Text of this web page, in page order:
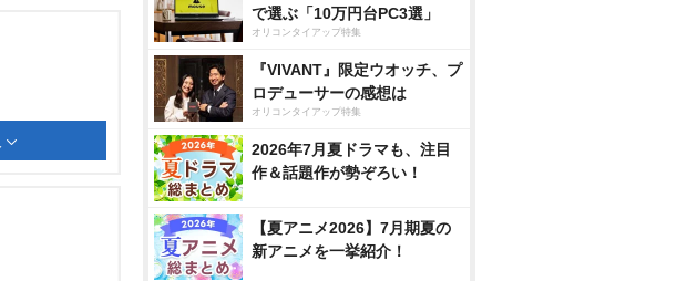
で選ぶ「10万円台PC3選」
オリコンタイアップ特集
『VIVANT』限定ウオッチ、プ
ロデューサーの感想は
オリコンタイアップ特集
2026年7月夏ドラマも、注目
作＆話題作が勢ぞろい！
【夏アニメ2026】7月期夏の
新アニメを一挙紹介！